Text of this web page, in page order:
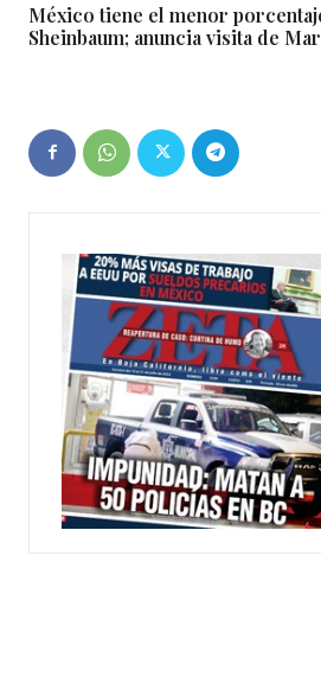
México tiene el menor
Sheinbaum; anuncia visita de